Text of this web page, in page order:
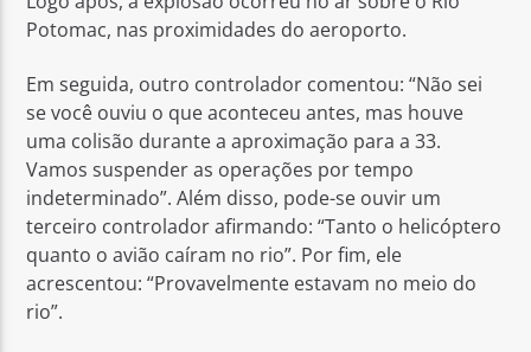
Potomac, nas proximidades do aeroporto.
Em seguida, outro controlador comentou: “Não sei
se você ouviu o que aconteceu antes, mas houve
uma colisão durante a aproximação para a 33.
Vamos suspender as operações por tempo
indeterminado”. Além disso, pode-se ouvir um
terceiro controlador afirmando: “Tanto o helicóptero
quanto o avião caíram no rio”. Por fim, ele
acrescentou: “Provavelmente estavam no meio do
rio”.